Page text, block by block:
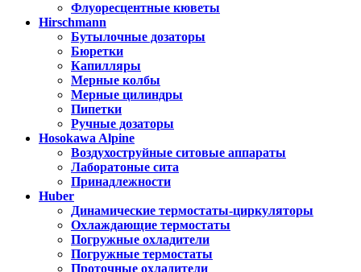
Флуоресцентные кюветы
Hirschmann
Бутылочные дозаторы
Бюретки
Капилляры
Мерные колбы
Мерные цилиндры
Пипетки
Ручные дозаторы
Hosokawa Alpine
Воздухоструйные ситовые аппараты
Лаборатоные сита
Принадлежности
Huber
Динамические термостаты-циркуляторы
Охлаждающие термостаты
Погружные охладители
Погружные термостаты
Проточные охладители